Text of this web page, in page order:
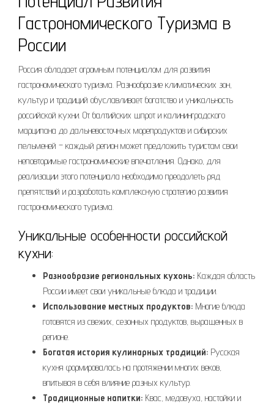
Гастрономического Туризма в
России
Россия обладает огромным потенциалом для развития
гастрономического туризма. Разнообразие климатических зон,
культур и традиций обуславливает богатство и уникальность
российской кухни. От балтийских шпрот и калининградского
марципана до дальневосточных морепродуктов и сибирских
пельменей – каждый регион может предложить туристам свои
неповторимые гастрономические впечатления. Однако, для
реализации этого потенциала необходимо преодолеть ряд
препятствий и разработать комплексную стратегию развития
гастрономического туризма.
Уникальные особенности российской
кухни:
Разнообразие региональных кухонь: Каждая область
России имеет свои уникальные блюда и традиции.
Использование местных продуктов: Многие блюда
готовятся из свежих, сезонных продуктов, выращенных в
регионе.
Богатая история кулинарных традиций: Русская
кухня формировалась на протяжении многих веков,
впитывая в себя влияние разных культур.
Традиционные напитки: Квас, медовуха, настойки и